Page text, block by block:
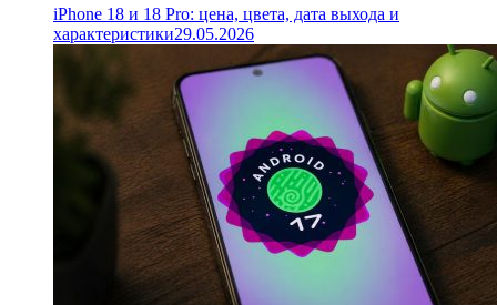
iPhone 18 и 18 Pro: цена, цвета, дата выхода и
характеристики29.05.2026